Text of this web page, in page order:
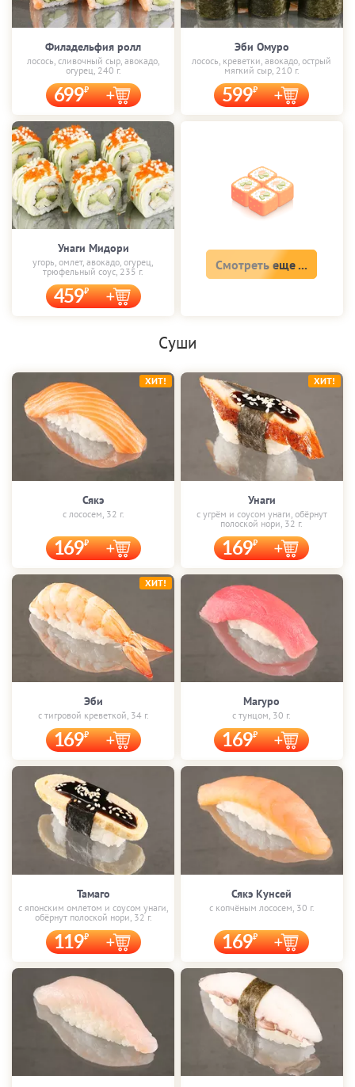
Филадельфия ролл
лосось, сливочный сыр, авокадо,
огурец, 240 г.
699
Эби Омуро
лосось, креветки, авокадо, острый
мягкий сыр, 210 г.
599
Унаги Мидори
угорь, омлет, авокадо, огурец,
трюфельный соус, 235 г.
459
Смотреть еще ...
Суши
Сякэ
с лососем, 32 г.
169
ХИТ!
Унаги
с угрём и соусом унаги, обёрнут
полоской нори, 32 г.
169
ХИТ!
Эби
с тигровой креветкой, 34 г.
169
ХИТ!
Магуро
с тунцом, 30 г.
169
Тамаго
с японским омлетом и соусом унаги,
обёрнут полоской нори, 32 г.
119
Сякэ Кунсей
с копчёным лососем, 30 г.
169